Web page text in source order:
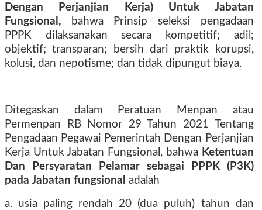
Dengan Perjanjian Kerja) Untuk Jabatan
Fungsional,
bahwa Prinsip seleksi pengadaan
PPPK dilaksanakan secara kompetitif; adil;
objektif; transparan; bersih dari praktik korupsi,
kolusi, dan nepotisme; dan tidak dipungut biaya.
Ditegaskan dalam Peratuan Menpan atau
Permenpan RB Nomor 29 Tahun 2021 Tentang
Pengadaan Pegawai Pemerintah Dengan Perjanjian
Kerja Untuk Jabatan Fungsional, bahwa Ketentuan
Dan Persyaratan Pelamar sebagai PPPK (P3K)
pada Jabatan fungsional adalah
a. usia paling rendah 20 (dua puluh) tahun dan